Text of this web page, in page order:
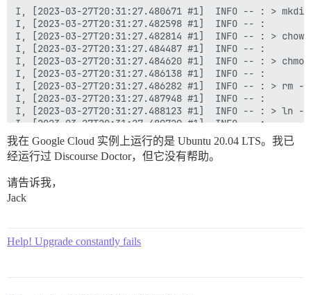
我在 Google Cloud 实例上运行的是 Ubuntu 20.04 LTS。我已
经运行过 Discourse Doctor，但它没有帮助。
请告诉我，
Jack
Help! Upgrade constantly fails